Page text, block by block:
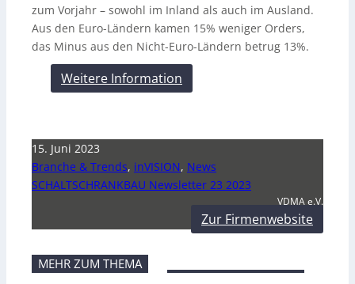
zum Vorjahr – sowohl im Inland als auch im Ausland.
Aus den Euro-Ländern kamen 15% weniger Orders,
das Minus aus den Nicht-Euro-Ländern betrug 13%.
Weitere Information
15. Juni 2023
Branche & Trends, inVISION, News
SCHALTSCHRANKBAU Newsletter 23 2023
VDMA e.V.
Zur Firmenwebsite
MEHR ZUM THEMA